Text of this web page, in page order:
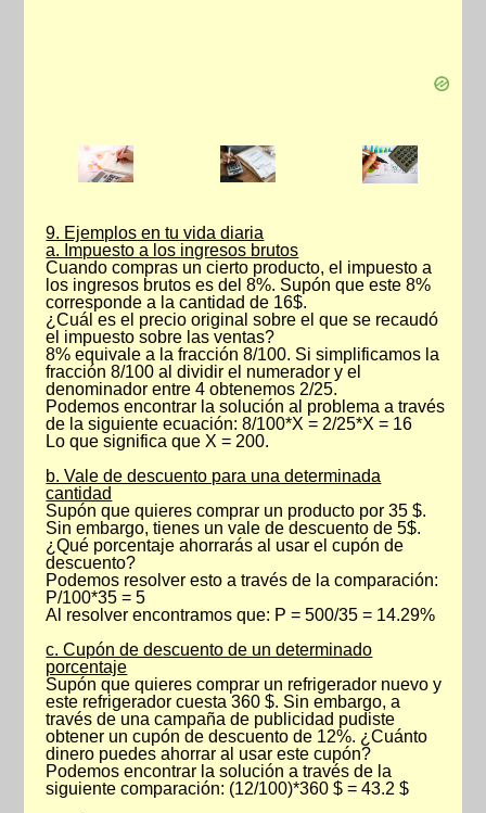
9. Ejemplos en tu vida diaria
a. Impuesto a los ingresos brutos
Cuando compras un cierto producto, el impuesto a
los ingresos brutos es del 8%. Supón que este 8%
corresponde a la cantidad de 16$.
¿Cuál es el precio original sobre el que se recaudó
el impuesto sobre las ventas?
8% equivale a la fracción 8/100. Si simplificamos la
fracción 8/100 al dividir el numerador y el
denominador entre 4 obtenemos 2/25.
Podemos encontrar la solución al problema a través
de la siguiente ecuación: 8/100*X = 2/25*X = 16
Lo que significa que X = 200.
b. Vale de descuento para una determinada
cantidad
Supón que quieres comprar un producto por 35 $.
Sin embargo, tienes un vale de descuento de 5$.
¿Qué porcentaje ahorrarás al usar el cupón de
descuento?
Podemos resolver esto a través de la comparación:
P/100*35 = 5
Al resolver encontramos que: P = 500/35 = 14.29%
c. Cupón de descuento de un determinado
porcentaje
Supón que quieres comprar un refrigerador nuevo y
este refrigerador cuesta 360 $. Sin embargo, a
través de una campaña de publicidad pudiste
obtener un cupón de descuento de 12%. ¿Cuánto
dinero puedes ahorrar al usar este cupón?
Podemos encontrar la solución a través de la
siguiente comparación: (12/100)*360 $ = 43.2 $